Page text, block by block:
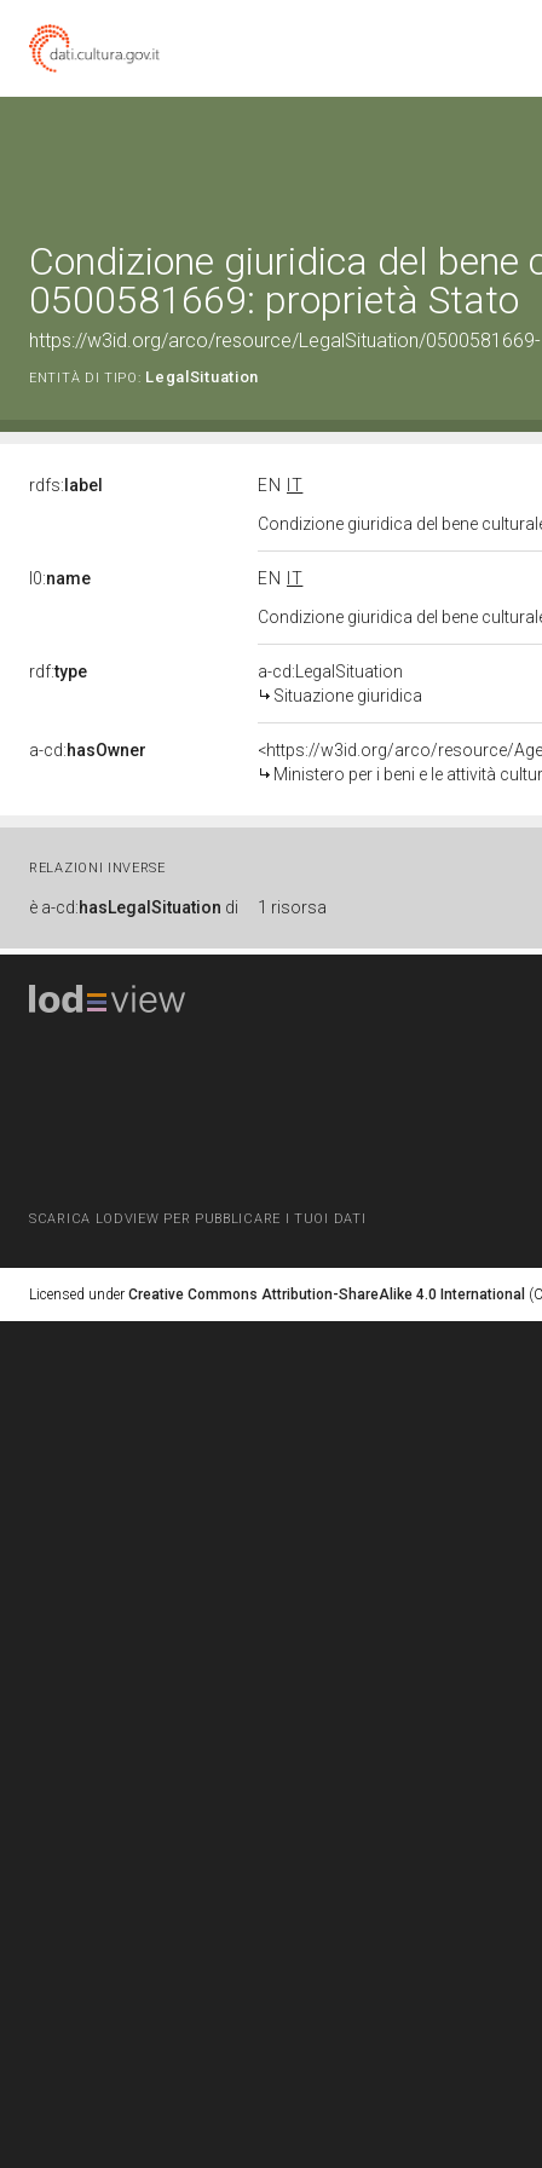
Condizione giuridica del bene
0500581669: proprietà Stato
https://w3id.org/arco/resource/LegalSituation/
ENTITÀ DI TIPO: LegalSituation
rdfs: label EN
IT
Condizione giuridica del bene
l0:name EN
IT
Condizione giuridica del bene
rdf:type
a-cd:LegalSituation
Situazione giuridica
a-cd:hasOwner
<https://w3id.org/arco/resource/
Ministero per i beni e le attività
RELAZIONI INVERSE
è a-cd:hasLegalSituation di 1 risorsa
SCARICA LODVIEW PER PUBBLICARE I TUOI DATI
Licensed under Creative Commons Attribution-ShareAlike 4.0 International